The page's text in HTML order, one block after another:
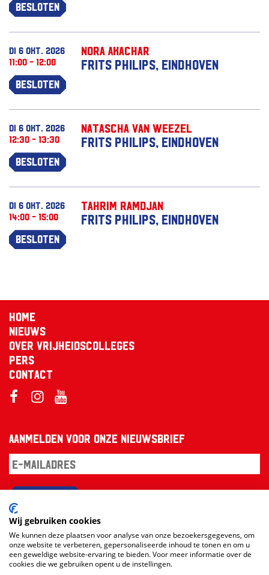
Besloten
Nora Akachar
Frits Philips, Eindhoven
di 6 okt. 2026
11:00 - 12:00
Besloten
Natascha van Weezel
Frits Philips, Eindhoven
di 6 okt. 2026
12:30 - 13:30
Besloten
Tahrim Ramdjan
Frits Philips, Eindhoven
di 6 okt. 2026
14:00 - 15:00
Besloten
Home
Nieuws
Over Vrijheidscolleges
Pers
Contact
Aanmelden voor onze nieuwsbrief
Wij gebruiken cookies
We kunnen deze plaatsen voor analyse van onze bezoekersgegevens, om
onze website te verbeteren, gepersonaliseerde inhoud te tonen en om u
een geweldige website-ervaring te bieden. Voor meer informatie over de
cookies die we gebruiken opent u de instellingen.